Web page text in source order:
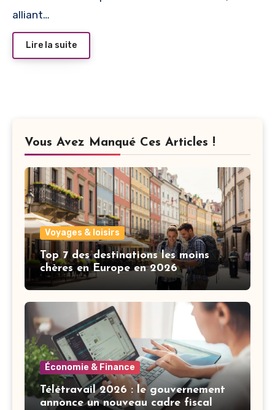
alliant…
Lire la suite
Vous Avez Manqué Ces Articles !
Voyages & loisirs
Top 7 des destinations les moins
chères en Europe en 2026
Économie & Finance
Télétravail 2026 : le gouvernement
annonce un nouveau cadre fiscal